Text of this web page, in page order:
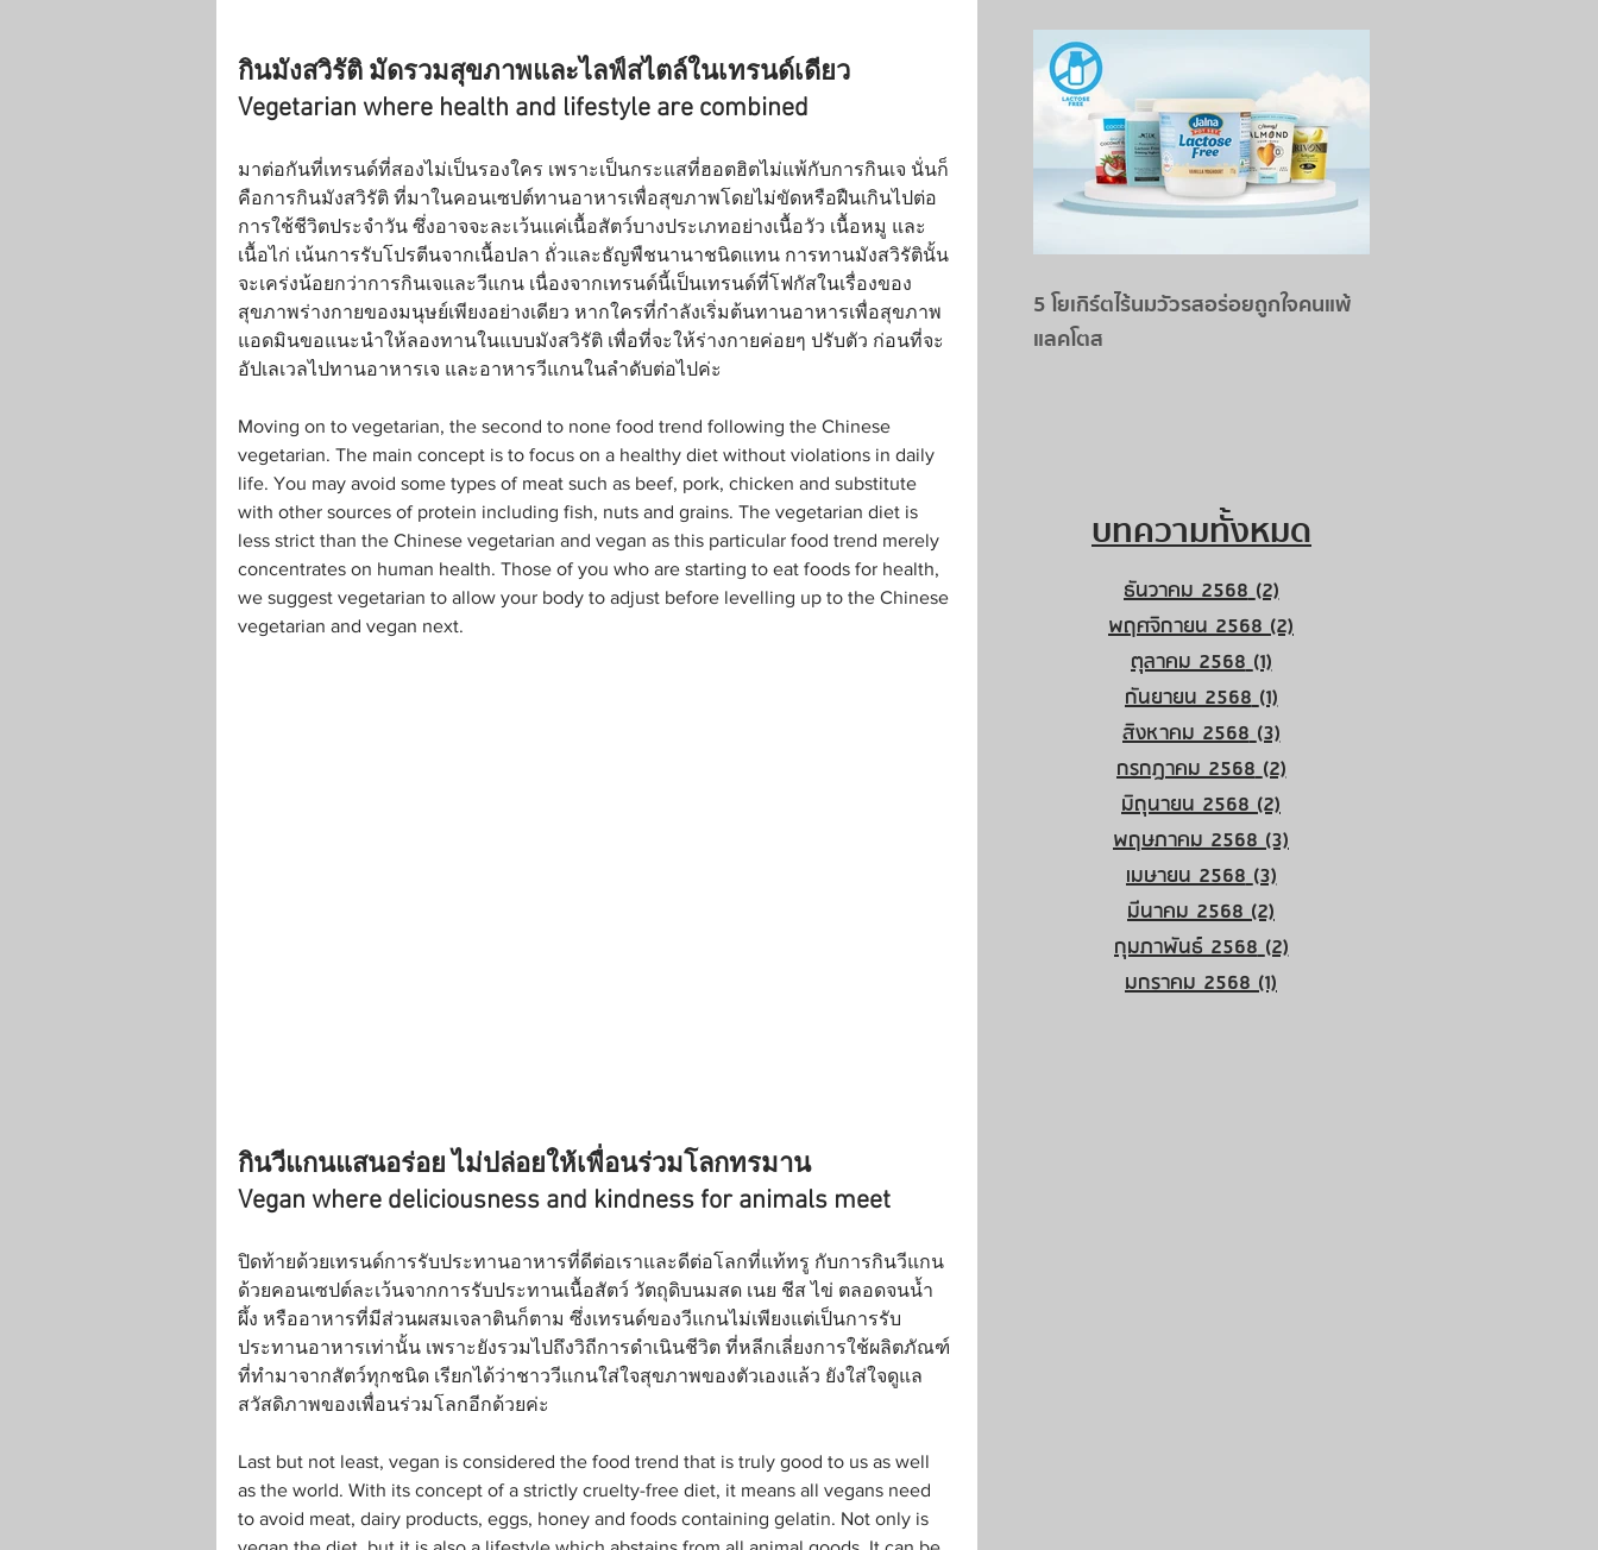
กินมังสวิรัติ มัดรวมสุขภาพและไลฟ์สไตล์ในเทรนด์เดียว
Vegetarian where health and lifestyle are combined
มาต่อกันที่เทรนด์ที่สองไม่เป็นรองใคร เพราะเป็นกระแสที่ฮอตฮิตไม่แพ้กับการกินเจ นั่นก็
คือการกินมังสวิรัติ ที่มาในคอนเซปต์ทานอาหารเพื่อสุขภาพโดยไม่ขัดหรือฝืนเกินไปต่อ
การใช้ชีวิตประจำวัน ซึ่งอาจจะละเว้นแค่เนื้อสัตว์บางประเภทอย่างเนื้อวัว เนื้อหมู และ
เนื้อไก่ เน้นการรับโปรตีนจากเนื้อปลา ถั่วและธัญพืชนานาชนิดแทน การทานมังสวิรัตินั้น
จะเคร่งน้อยกว่าการกินเจและวีแกน เนื่องจากเทรนด์นี้เป็นเทรนด์ที่โฟกัสในเรื่องของ
สุขภาพร่างกายของมนุษย์เพียงอย่างเดียว หากใครที่กำลังเริ่มต้นทานอาหารเพื่อสุขภาพ
แอดมินขอแนะนำให้ลองทานในแบบมังสวิรัติ เพื่อที่จะให้ร่างกายค่อยๆ ปรับตัว ก่อนที่จะ
อัปเลเวลไปทานอาหารเจ และอาหารวีแกนในลำดับต่อไปค่ะ
Moving on to vegetarian, the second to none food trend following the Chinese
vegetarian. The main concept is to focus on a healthy diet without violations in daily
life. You may avoid some types of meat such as beef, pork, chicken and substitute
with other sources of protein including fish, nuts and grains. The vegetarian diet is
less strict than the Chinese vegetarian and vegan as this particular food trend merely
concentrates on human health. Those of you who are starting to eat foods for health,
we suggest vegetarian to allow your body to adjust before levelling up to the Chinese
vegetarian and vegan next.
กินวีแกนแสนอร่อย ไม่ปล่อยให้เพื่อนร่วมโลกทรมาน
Vegan where deliciousness and kindness for animals meet
ปิดท้ายด้วยเทรนด์การรับประทานอาหารที่ดีต่อเราและดีต่อโลกที่แท้ทรู กับการกินวีแกน
ด้วยคอนเซปต์ละเว้นจากการรับประทานเนื้อสัตว์ วัตถุดิบนมสด เนย ชีส ไข่ ตลอดจนน้ำ
ผึ้ง หรืออาหารที่มีส่วนผสมเจลาตินก็ตาม ซึ่งเทรนด์ของวีแกนไม่เพียงแต่เป็นการรับ
ประทานอาหารเท่านั้น เพราะยังรวมไปถึงวิถีการดำเนินชีวิต ที่หลีกเลี่ยงการใช้ผลิตภัณฑ์
ที่ทำมาจากสัตว์ทุกชนิด เรียกได้ว่าชาววีแกนใส่ใจสุขภาพของตัวเองแล้ว ยังใส่ใจดูแล
สวัสดิภาพของเพื่อนร่วมโลกอีกด้วยค่ะ
Last but not least, vegan is considered the food trend that is truly good to us as well
as the world. With its concept of a strictly cruelty-free diet, it means all vegans need
to avoid meat, dairy products, eggs, honey and foods containing gelatin. Not only is
5 โยเกิร์ตไร้นมวัวรสอร่อยถูกใจคนแพ้
แลคโตส
บทความทั้งหมด
ธันวาคม 2568 (2)2 กระทู้
พฤศจิกายน 2568 (2)
ตุลาคม 2568 (1)1 กระทู้
กันยายน 2568 (1)1 กระทู้
สิงหาคม 2568 (3)3 กระทู้
กรกฎาคม 2568 (2)2 กระทู้
มิถุนายน 2568 (2)
พฤษภาคม 2568 (3)
เมษายน 2568 (3)3 กระทู้
มีนาคม 2568 (2)
กุมภาพันธ์ 2568 (2)2 กระทู้
มกราคม 2568 (1)